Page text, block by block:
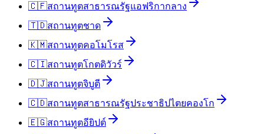
🇨🇫สถานทูตสาธารณรัฐแอฟริกากลาง
🇹🇩สถานทูตชาด
🇰🇲สถานทูตคอโมโรส
🇨🇮สถานทูตโกตดิวัวร์
🇩🇯สถานทูตจิบูตี
🇨🇩สถานทูตสาธารณรัฐประชาธิปไตยคองโก
🇪🇬สถานทูตอียิปต์